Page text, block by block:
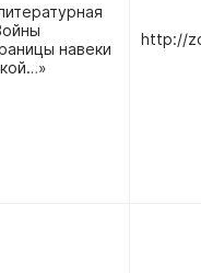
навеки
http://